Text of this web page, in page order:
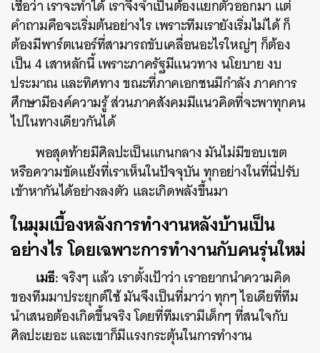
เชื่อว่า เราจะทำได้ เราจึงจำเป็นต้องแยกตัวออกมา แต่
คำถามคือจะเริ่มต้นอย่างไร เพราะทีมเรายังเริ่มไม่ได้ ก็
ต้องมีพาร์ตเนอร์ที่สามารถขับเคลื่อนอะไรใหญ่ๆ ก็ต้อง
เป็น 4 เสาหลักนี้ เพราะภาครัฐมีแนวทาง นโยบาย งบ
ประมาณ และทิศทาง ขณะที่ภาคเอกชนมีกำลัง ภาคการ
ศึกษามีองค์ความรู้ ส่วนภาคสังคมมีแนวคิดที่จะพาทุกคน
ไปในทางเดียวกันได้
พอสุดท้ายมีศิลปะเป็นแกนกลาง มันไม่มีขอบเขต
หรือความขัดแย้งที่เราเห็นในปัจจุบัน ทุกอย่างในที่นี่ปรับ
เข้าหากันได้อย่างลงตัว และเกิดพลังขึ้นมา
ในมุมเบื้องหลังการทำงานหลังบ้านเป็น
อย่างไร โดยเฉพาะการทำงานกับคนรุ่นใหม่
เมธี:จริงๆ แล้ว เราตั้งเป้าว่า เราอยากนำความคิด
ของทีมมาประยุกต์ใช้ มันจึงเป็นที่มาว่า ทุกๆ ไอเดียที่ทีม
นำเสนอต้องเกิดขึ้นจริง โดยที่ทีมเรามีเด็กๆ ที่สนใจกับ
ศิลปะเยอะ และเขาก็มีแรงกระตุ้นในการทำงาน